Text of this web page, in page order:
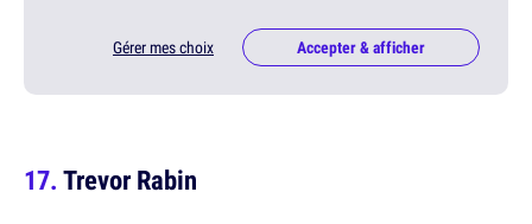
Gérer mes choix Accepter & afficher
Trevor Rabin